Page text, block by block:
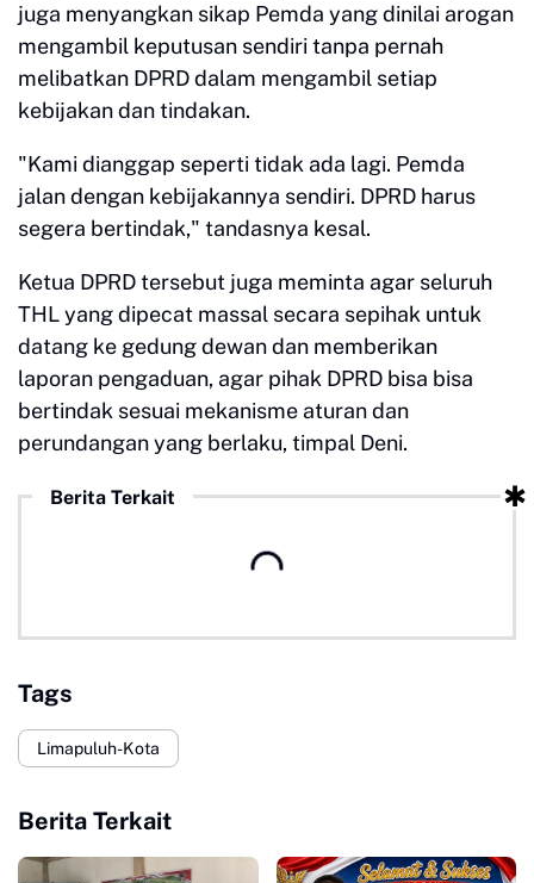
juga menyangkan sikap Pemda yang dinilai arogan
mengambil keputusan sendiri tanpa pernah
melibatkan DPRD dalam mengambil setiap
kebijakan dan tindakan.
"Kami dianggap seperti tidak ada lagi. Pemda
jalan dengan kebijakannya sendiri. DPRD harus
segera bertindak," tandasnya kesal.
Ketua DPRD tersebut juga meminta agar seluruh
THL yang dipecat massal secara sepihak untuk
datang ke gedung dewan dan memberikan
laporan pengaduan, agar pihak DPRD bisa bisa
bertindak sesuai mekanisme aturan dan
perundangan yang berlaku, timpal Deni.
Berita Terkait
Tags
Limapuluh-Kota
Berita Terkait